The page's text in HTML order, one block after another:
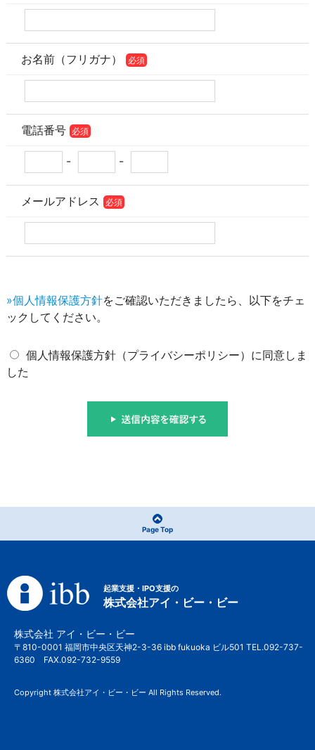
お名前（フリガナ） 必須
電話番号 必須
- -
メールアドレス 必須
»個人情報保護方針をご確認いただきましたら、以下をチェ
ックしてください。
個人情報保護方針（プライバシーポリシー）に同意しま
した
Page Top
起業支援・IPO支援の
株式会社アイ・ビー・ビー
株式会社 アイ・ビー・ビー
〒810-0001 福岡市中央区天神2-3-36 ibb fukuoka ビル501 TEL.092-737-
6360 FAX.092-732-9559
Copyright 株式会社アイ・ビー・ビー All Rights Reserved.